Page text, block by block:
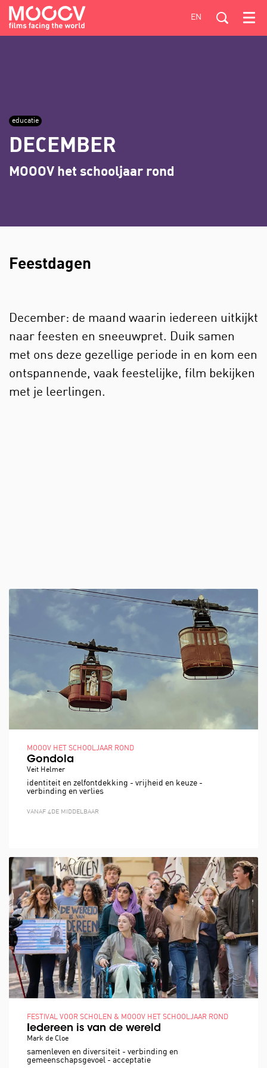
EN Menu
educatie
DECEMBER
MOOOV het schooljaar rond
Feestdagen
December: de maand waarin iedereen uitkijkt
naar feesten en sneeuwpret. Duik samen
met ons deze gezellige periode in en kom een
ontspannende, vaak feestelijke, film bekijken
met je leerlingen.
Gondola
Veit Helmer
MOOOV HET SCHOOLJAAR ROND
identiteit en zelfontdekking - vrijheid en keuze -
verbinding en verlies
VANAF 4DE MIDDELBAAR
Iedereen is van de wereld
Mark de Cloe
FESTIVAL VOOR SCHOLEN & MOOOV HET SCHOOLJAAR ROND
samenleven en diversiteit - verbinding en
gemeenschapsgevoel - acceptatie